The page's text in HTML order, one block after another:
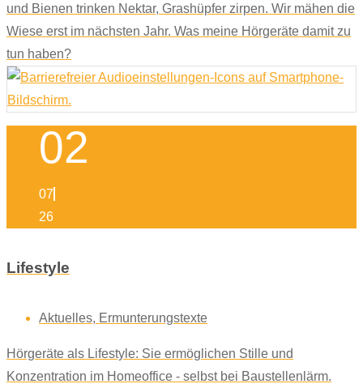
und Bienen trinken Nektar, Grashüpfer zirpen. Wir mähen die
Wiese erst im nächsten Jahr. Was meine Hörgeräte damit zu
tun haben?
02
07
26
Lifestyle
Aktuelles, Ermunterungstexte
Hörgeräte als Lifestyle: Sie ermöglichen Stille und
Konzentration im Homeoffice - selbst bei Baustellenlärm.